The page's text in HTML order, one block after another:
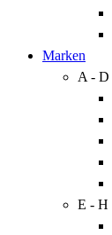
Marken
A - D
E - H